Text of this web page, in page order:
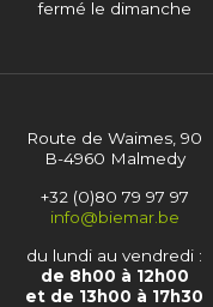
fermé le dimanche
Route de Waimes, 90
B-4960 Malmedy
+32 (0)80 79 97 97
info@biemar.be
du lundi au vendredi :
de 8h00 à 12h00
et de 13h00 à 17h30